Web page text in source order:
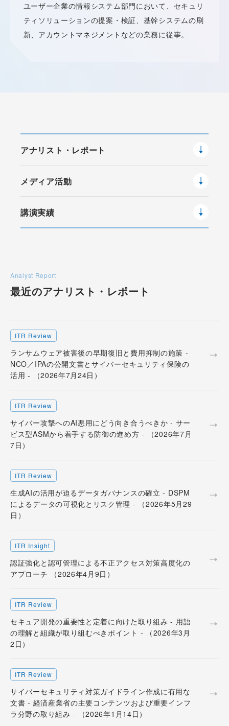
ユーザー企業の情報システム部門において、セキュリ
ティソリューションの提案・検証、基幹システムの刷
新、アカウントマネジメントなどの業務に従事。
アナリスト・レポート
メディア活動
講演実績
Analyst Report
最近のアナリスト・ レポート
ITR Review
ランサムウェア被害後の早期復旧と費用抑制の施策 -
NCO／IPAの公開文書とサイバーセキュリティ保険の
活用 - （2026年7月24日）
ITR Review
サイバー攻撃へのAI悪用にどう向き合うべきか - サー
ビス型ASMから着手する防御の進め方 - （2026年7月
7日）
ITR Review
生成AIの活用が迫るデータガバナンスの確立 - DSPM
によるデータの可視化とリスク管理 - （2026年5月29
日）
ITR Insight
認証強化と認可管理による不正アクセス対策高度化の
アプローチ （2026年4月9日）
ITR Review
セキュア開発の重要性と定着に向けた取り組み - 用語
の理解と組織が取り組むべきポイント - （2026年3月
2日）
ITR Review
サイバーセキュリティ対策ガイドライン作成に有用な
文書 - 経済産業省の主要コンテンツおよび重要インフ
ラ分野の取り組み - （2026年1月14日）